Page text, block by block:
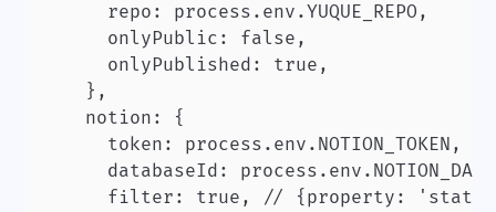
      repo: process.env.YUQUE_REPO,
      onlyPublic: false,
      onlyPublished: true,
    },
    notion: {
      token: process.env.NOTION_TOKEN,
databaseId:
filter: true, // {property: